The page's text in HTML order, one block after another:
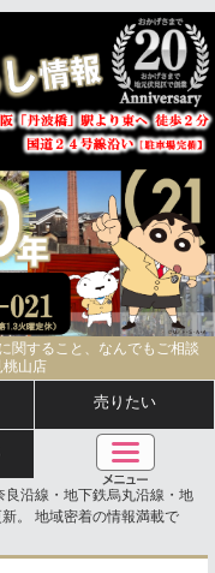
関すること、なんでもご相談
桃山店
売りたい
沿線・地下鉄烏丸沿線・地
。 地域密着の情報満載で